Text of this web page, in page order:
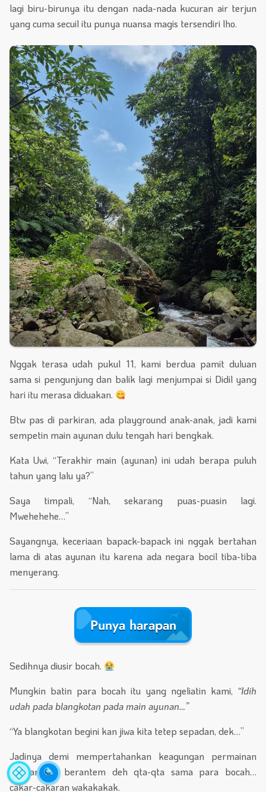
lagi biru-birunya itu dengan nada-nada kucuran air terjun
yang cuma secuil itu punya nuansa magis tersendiri lho.
Nggak terasa udah pukul 11, kami berdua pamit duluan
sama si pengunjung dan balik lagi menjumpai si Didil yang
hari itu merasa diduakan.
Btw pas di parkiran, ada playground anak-anak, jadi kami
sempetin main ayunan dulu tengah hari bengkak.
Kata Uwi, “Terakhir main (ayunan) ini udah berapa puluh
tahun yang lalu ya?”
Saya timpali, “Nah, sekarang puas-puasin lagi.
Mwehehehe…”
Sayangnya, keceriaan bapack-bapack ini nggak bertahan
lama di atas ayunan itu karena ada negara bocil tiba-tiba
menyerang.
Punya harapan
Sedihnya diusir bocah.
Mungkin batin para bocah itu yang ngeliatin kami, “Idih
udah pada blangkotan pada main ayunan…”
“Ya blangkotan begini kan jiwa kita tetep sepadan, dek…”
Jadinya demi mempertahankan keagungan permainan
ayunan itu, berantem deh qta-qta sama para bocah…
cakar-cakaran wakakakak.
Statistik
Situs